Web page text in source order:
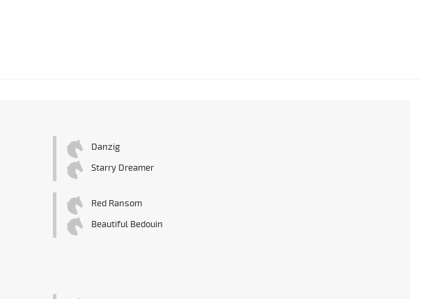
Danzig
Starry Dreamer
Red Ransom
Beautiful Bedouin